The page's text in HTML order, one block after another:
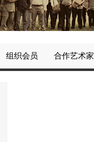
组织会员 合作艺术家